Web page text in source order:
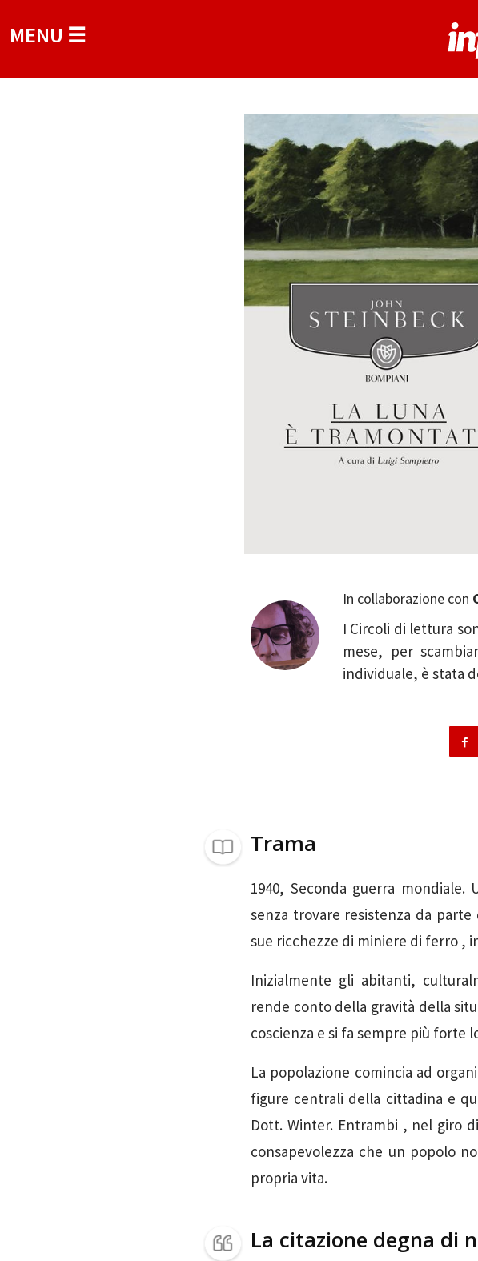
MENU ☰
In collaborazione con
I Circoli di lettura
mese, per
individuale, è stata
Trama
1940, Seconda guerra
senza trovare resistenza da
sue ricchezze di miniere di ferro ,
Inizialmente gli abitanti,
rende conto della gravità della
coscienza e si fa sempre più forte
La popolazione comincia ad
figure centrali della cittadina e
Dott. Winter. Entrambi , nel giro
consapevolezza che un popolo
propria vita.
La citazione degna di